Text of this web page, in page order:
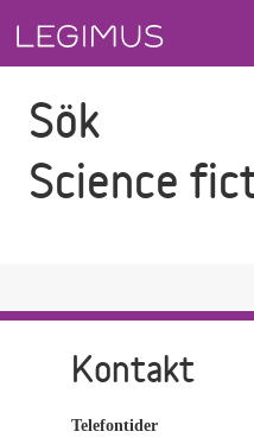
Sök
Science
Kontakt
Telefontider